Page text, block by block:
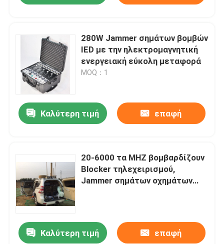
Προϊόντα
Βίντεο
Σχετικά με εμάς
280W Jammer σημάτων βομβών
IED με την ηλεκτρομαγνητική
ενεργειακή εύκολη μεταφορά
MOQ：1
Καλύτερη τιμή επαφή
20-6000 τα MHZ βομβαρδίζουν
Blocker τηλεχειρισμού,
Jammer σημάτων οχημάτων
Καλύτερη τιμή επαφή